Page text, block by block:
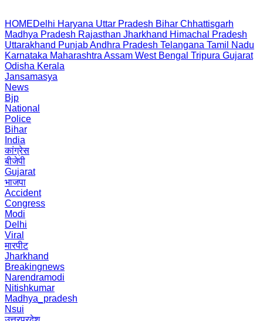
HOMEDelhi Haryana Uttar Pradesh Bihar Chhattisgarh
Madhya Pradesh Rajasthan Jharkhand Himachal Pradesh
Uttarakhand PunjabAndhra Pradesh Telangana Tamil Nadu
Karnataka Maharashtra Assam West Bengal Tripura Gujarat
Odisha Kerala
Jansamasya
News
Bjp
National
Police
Bihar
India
कांग्रेस
बीजेपी
Gujarat
भाजपा
Accident
Congress
Modi
Delhi
Viral
मारपीट
Jharkhand
Breakingnews
Narendramodi
Nitishkumar
Madhya_pradesh
Nsui